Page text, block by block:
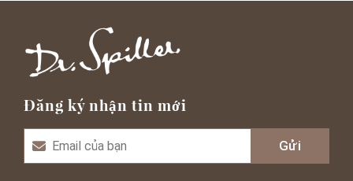
Đăng ký nhận tin mới